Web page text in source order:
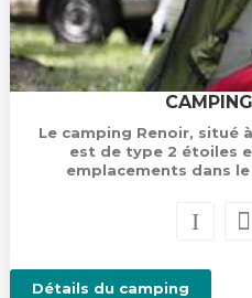
Le camping Renoir, situé
est de type 2 étoiles
emplacements dans
Détails du camping